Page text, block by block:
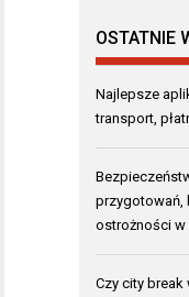
OSTATNIE
Najlepsze
transport,
przygotowań,
ostrożności w
Czy city